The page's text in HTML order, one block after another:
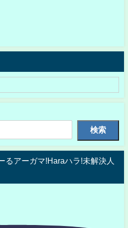
検索
るアーガマ!Haraハラ!未解決人